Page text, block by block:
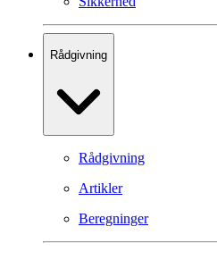
Rådgivning
Rådgivning
Artikler
Beregninger